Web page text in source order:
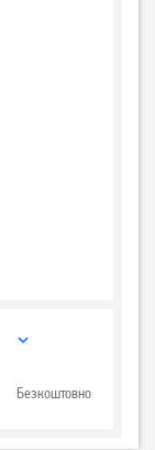
Безкоштовно